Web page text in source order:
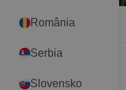
România
Serbia
Slovensko